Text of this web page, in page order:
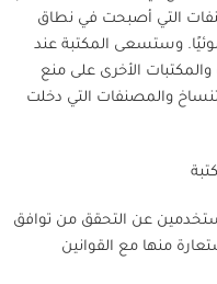
التي أصبحت في نطاق
وستسعى المكتبة عند
الأخرى على منع
والمصنفات التي دخلت
عن التحقق من توافق
منها مع القوانين